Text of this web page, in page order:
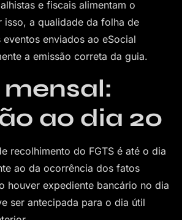
e fiscais alimentam o
isso, a qualidade da folha de
enviados ao eSocial
a emissão correta da guia.
ao dia 20
recolhimento do FGTS é até o dia
ao da ocorrência dos fatos
houver expediente bancário no dia
ser antecipada para o dia útil